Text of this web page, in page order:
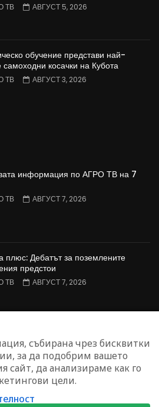
ТВ АВГУСТ 5, 2026
обучение представи най-
самоходни косачки на Кубота
ТВ АВГУСТ 3, 2026
информация по АГРО ТВ на 7
ТВ АВГУСТ 7, 2026
плюс: Дебатът за поземлените
предстои
ТВ АВГУСТ 7, 2026
С ГРИЖА: Как се измерва
цена на стоките
КРАСИМИРОВА АВГУСТ 7, 2026
събирана чрез бисквитки
за да подобрим вашето
сайт, да анализираме как го
цели.
ЗА НАШИЯ БЮЛЕТИН